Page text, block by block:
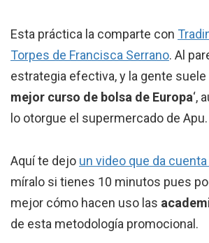
Esta práctica la comparte con
Torpes de Francisca Serrano. Al
estrategia efectiva, y la gente
mejor curso de bolsa de Europa‘,
lo otorgue el supermercado de Apu.
Aquí te dejo un video que da
míralo si tienes 10 minutos pues
mejor cómo hacen uso las
de esta metodología promocional.